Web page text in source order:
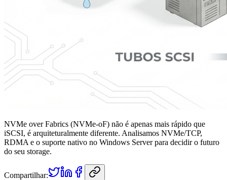
NVMe over Fabrics (NVMe-oF) não é apenas mais rápido que
iSCSI, é arquiteturalmente diferente. Analisamos NVMe/TCP,
RDMA e o suporte nativo no Windows Server para decidir o futuro
do seu storage.
Compartilhar: